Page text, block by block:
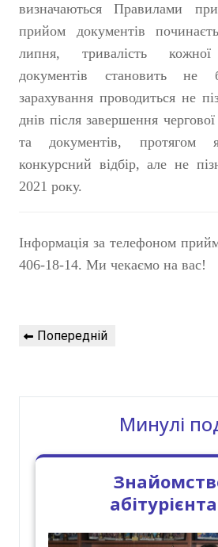
визначаються Правилами
прийом документів
липня, тривалість
документів становить не
зарахування проводиться не
днів після завершення
та документів, протягом
конкурсний відбір, але не
2021 року.
Інформація за телефоном
406-18-14. Ми чекаємо на вас!
Навігація
записів
Попередній
Попередній
Минулі